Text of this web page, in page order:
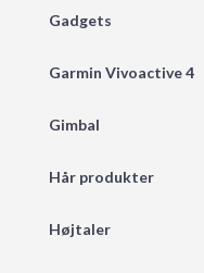
Gadgets
Garmin Vivoactive 4
Gimbal
Hår produkter
Højtaler